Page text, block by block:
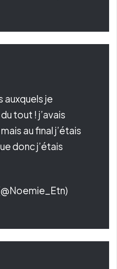
auxquels je
tout ! j’avais
au final j’étais
donc j’étais